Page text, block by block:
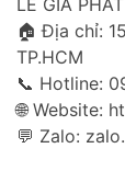
LE GIA
🏠 Địa chỉ:
TP.HCM
📞 Hotline:
🌐 Website:
💬 Zalo: